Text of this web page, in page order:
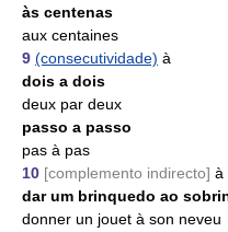
às centenas
aux centaines
9 (consecutividade) à
dois a dois
deux par deux
passo a passo
pas à pas
10 [complemento indirecto] à
dar um brinquedo ao
donner un jouet à son neveu